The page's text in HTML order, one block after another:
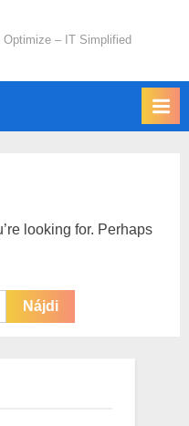
– IT Simplified
looking for. Perhaps